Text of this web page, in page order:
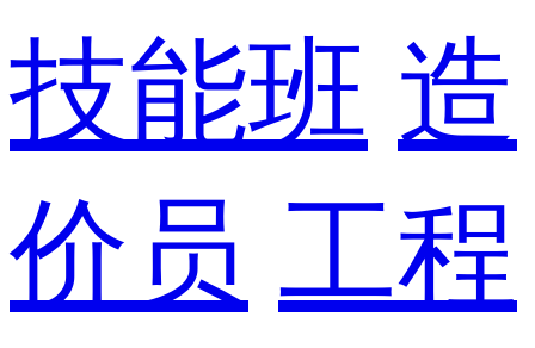
技能班 造
价员 工程